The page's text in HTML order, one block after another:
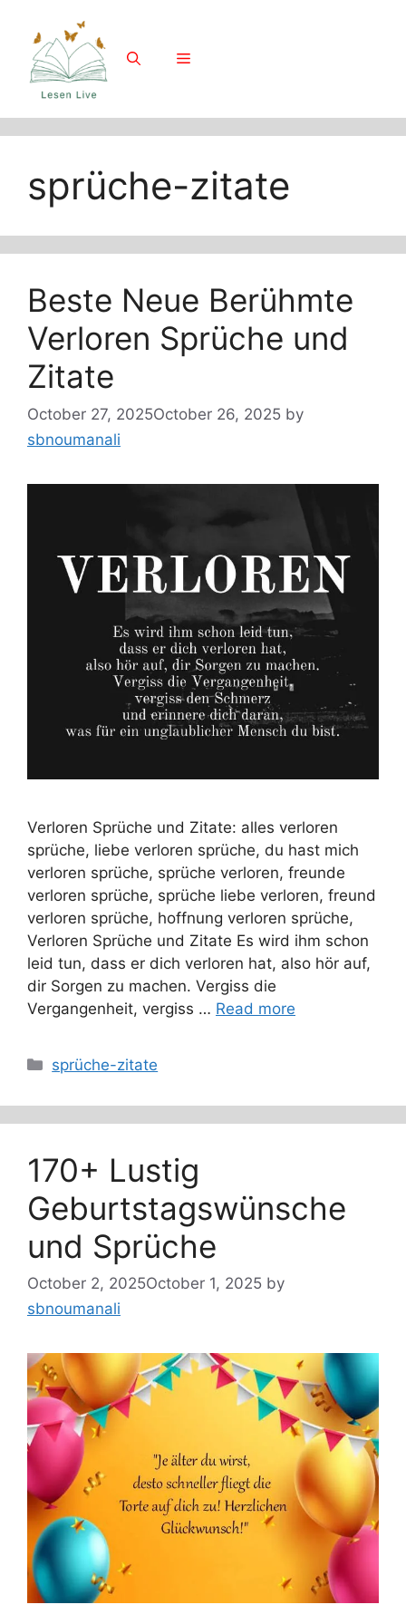
content
Menu
sprüche-zitate
Beste Neue Berühmte
Verloren Sprüche und
Zitate
October 27, 2025October 26, 2025 by
sbnoumanali
Verloren Sprüche und Zitate: alles verloren
sprüche, liebe verloren sprüche, du hast mich
verloren sprüche, sprüche verloren, freunde
verloren sprüche, sprüche liebe verloren, freund
verloren sprüche, hoffnung verloren sprüche,
Verloren Sprüche und Zitate Es wird ihm schon
leid tun, dass er dich verloren hat, also hör auf,
dir Sorgen zu machen. Vergiss die
Vergangenheit, vergiss … Read more
Categories
sprüche-zitate
170+ Lustig
Geburtstagswünsche
und Sprüche
October 2, 2025October 1, 2025 by
sbnoumanali